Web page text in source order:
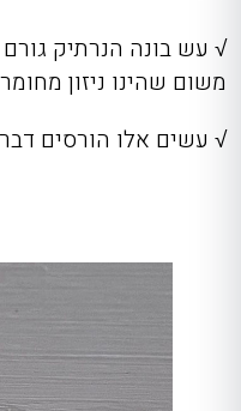
√ עש בונה הנרתיק
משום שהינו ניזון
√ עשים אלו הורסים